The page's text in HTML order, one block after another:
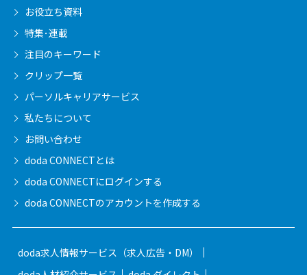
お役立ち資料
特集･連載
注目のキーワード
クリップ一覧
パーソルキャリアサービス
私たちについて
お問い合わせ
doda CONNECTとは
doda CONNECTにログインする
doda CONNECTのアカウントを作成する
doda求人情報サービス（求人広告・DM）